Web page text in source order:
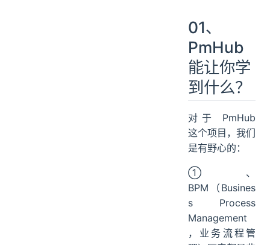
01、
PmHub
能让你学
到什么？
对于 PmHub
这个项目，我们
是有野心的：
①、
BPM（Busines
s Process